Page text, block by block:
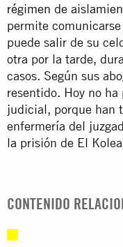
régimen de
permite
puede salir de su
otra por la tarde,
casos. Según sus
resentido. Hoy no
judicial, porque han
enfermería del
la prisión de El
CONTENIDO